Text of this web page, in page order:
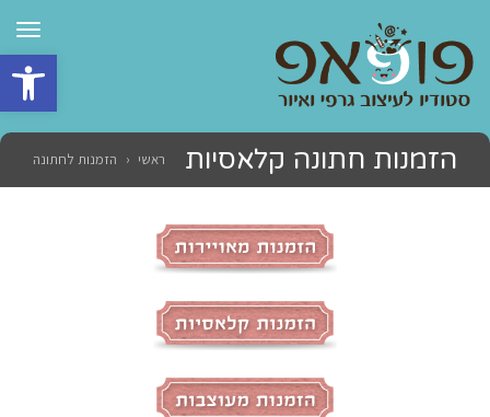
פתח
הזמנות חתונה קלאסיות ראשי ‹ הזמנות לחתונה